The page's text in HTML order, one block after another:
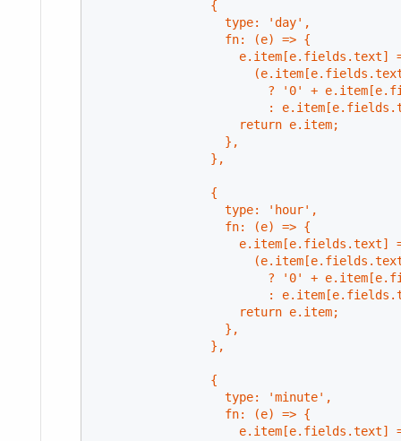
                {
                  type: 'day',
                  fn: (e) => {
e.item[e.fields.text]
? '0' +
:
                    return e.item;
                  },
                },
                {
                  type: 'hour',
                  fn: (e) => {
e.item[e.fields.text]
? '0' +
:
                    return e.item;
                  },
                },
                {
                  type: 'minute',
                  fn: (e) => {
e.item[e.fields.text]